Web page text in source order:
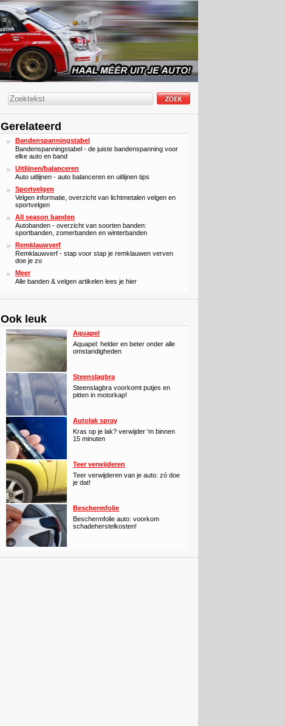
Gerelateerd
Bandenspanningstabel
Bandenspanningstabel - de juiste bandenspanning voor
elke auto en band
Uitlijnen/balanceren
Auto uitlijnen - auto balanceren en uitlijnen tips
Sportvelgen
Velgen informatie, overzicht van lichtmetalen velgen en
sportvelgen
All season banden
Autobanden - overzicht van soorten banden:
sportbanden, zomerbanden en winterbanden
Remklauwverf
Remklauwverf - stap voor stap je remklauwen verven
doe je zo
Meer
Alle banden & velgen artikelen lees je hier
Ook leuk
Aquapel
Aquapel: helder en beter onder alle
omstandigheden
Steenslagbra
Steenslagbra voorkomt putjes en
pitten in motorkap!
Autolak spray
Kras op je lak? verwijder 'm binnen
15 minuten
Teer verwijderen
Teer verwijderen van je auto: zó doe
je dat!
Beschermfolie
Beschermfolie auto: voorkom
schadeherstelkosten!